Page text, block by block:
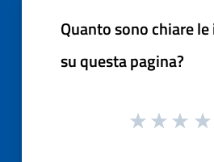
Quanto sono chiare
su questa pagina?